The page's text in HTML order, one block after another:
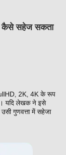
कैसे सहेज सकता
2K, 4K के रूप
यदि लेखक ने इसे
गुणवत्ता में सहेजा